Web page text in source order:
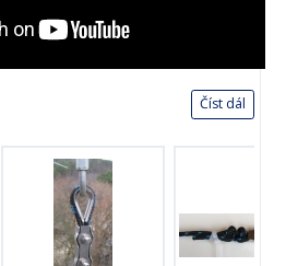
Číst dál